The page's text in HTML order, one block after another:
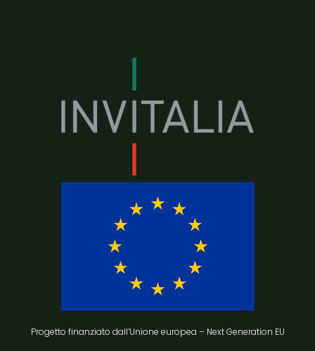
Progetto finanziato dall’Unione europea – Next Generation EU